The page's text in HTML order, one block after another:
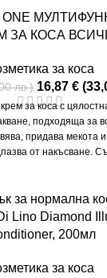
ONE
ЗА КОСА
за коса
лв.) 16,87 € (
за коса с
подходяща за
придава мекота
от накъсване.
преди директно
върху косата
малко количество
от цъбтежи можете да
за нормална
Lino Diamond
200мл
за коса